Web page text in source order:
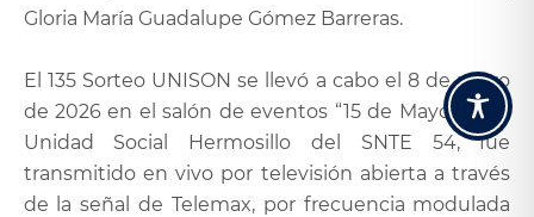
Gloria María Guadalupe Gómez Barreras.
El 135 Sorteo UNISON se llevó a cabo el 8 de mayo
de 2026 en el salón de eventos “15 de Mayo” de la
Unidad Social Hermosillo del SNTE 54, fue
transmitido en vivo por televisión abierta a través
de la señal de Telemax, por frecuencia modulada